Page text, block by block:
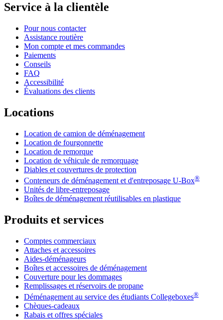
Service à la clientèle
Pour nous contacter
Assistance routière
Mon compte et mes commandes
Paiements
Conseils
FAQ
Accessibilité
Évaluations des clients
Locations
Location de camion de déménagement
Location de fourgonnette
Location de remorque
Location de véhicule de remorquage
Diables et couvertures de protection
Conteneurs de déménagement et d'entreposage U-Box®
Unités de libre-entreposage
Boîtes de déménagement réutilisables en plastique
Produits et services
Comptes commerciaux
Attaches et accessoires
Aides-déménageurs
Boîtes et accessoires de déménagement
Couverture pour les dommages
Remplissages et réservoirs de propane
Déménagement au service des étudiants Collegeboxes®
Chèques-cadeaux
Rabais et offres spéciales